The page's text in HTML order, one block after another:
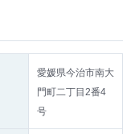
愛媛県今治市南大
門町二丁目2番4
号